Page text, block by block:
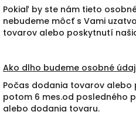
Pokiaľ by ste nám tieto
nebudeme môcť s Vami
tovarov alebo poskytnutí
Ako dlho budeme osobné
Počas dodania tovarov alebo
potom 6 mes.od posledného
alebo dodania tovaru.